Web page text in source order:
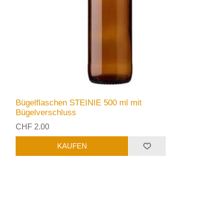
Bügelflaschen STEINIE 500 ml mit
Bügelverschluss
CHF 2.00